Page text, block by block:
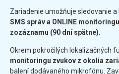
Zariadenie umožňuje sledovanie
SMS správ a ONLINE
zozáznamu (90 dní spätne).
Okrem pokročilých lokalizačných
monitoringu zvukov z okolia
balení dodávaného mikrofónu.